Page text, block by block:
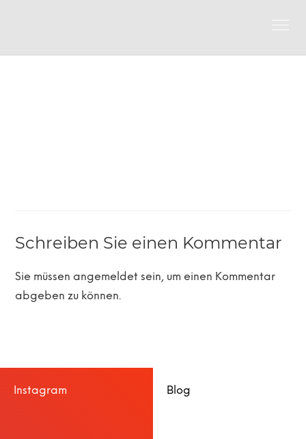
Schreiben Sie einen Kommentar
Sie müssen angemeldet sein, um einen Kommentar
abgeben zu können.
Instagram Blog